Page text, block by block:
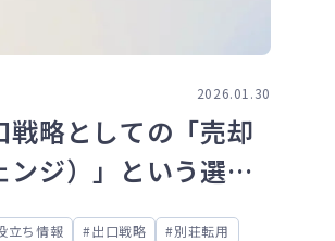
2026.01.30
戦略としての「売却
ンジ）」という選択
立ち情報 出口戦略
別荘転用